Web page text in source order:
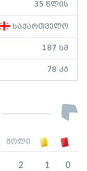
35 წლის
საქართველო
187 სმ
78 კგ
გოლი
2 1 0